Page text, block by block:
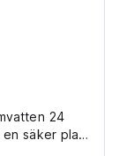
24
säker plats